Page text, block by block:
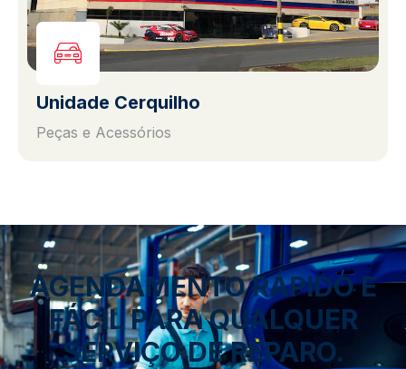
Unidade Cerquilho
Peças e Acessórios
AGENDAMENTO RÁPIDO E
FÁCIL PARA QUALQUER
SERVIÇO DE REPARO.